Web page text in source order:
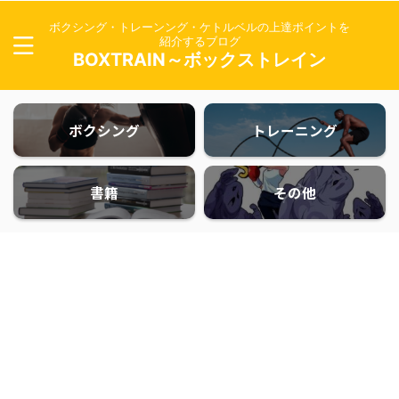
ボクシング・トレーンング・ケトルベルの上達ポイントを
紹介するブログ
BOXTRAIN～ボックストレイン
ボクシング トレーニング
書籍 その他